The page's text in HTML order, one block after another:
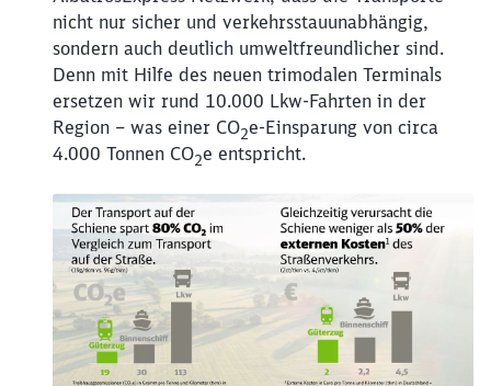
nicht nur sicher und verkehrsstauunabhängig,
sondern auch deutlich umweltfreundlicher sind.
Denn mit Hilfe des neuen trimodalen Terminals
ersetzen wir rund 10.000 Lkw-Fahrten in der
Region – was einer CO2e-Einsparung von circa
4.000 Tonnen CO2e entspricht.
Abbrechen Weiter